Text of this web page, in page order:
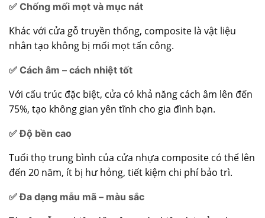
✅ Chống mối mọt và mục nát
Khác với cửa gỗ truyền thống, composite là vật liệu
nhân tạo không bị mối mọt tấn công.
✅ Cách âm – cách nhiệt tốt
Với cấu trúc đặc biệt, cửa có khả năng cách âm lên đến
75%, tạo không gian yên tĩnh cho gia đình bạn.
✅ Độ bền cao
Tuổi thọ trung bình của cửa nhựa composite có thể lên
đến 20 năm, ít bị hư hỏng, tiết kiệm chi phí bảo trì.
✅ Đa dạng mẫu mã – màu sắc